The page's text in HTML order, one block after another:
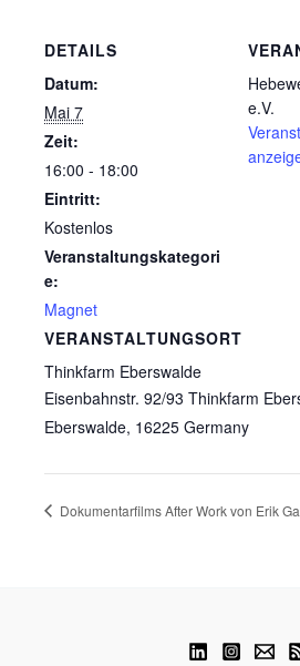
DETAILS
Datum:
Mai 7
Zeit:
16:00 - 18:00
Eintritt:
Kostenlos
Veranstaltungskategori
e:
Magnet
VERANSTALTUNGSORT
Thinkfarm Eberswalde
Eisenbahnstr. 92/93 Thinkfarm
Eberswalde, 16225 Germany
e.V.
Dokumentarfilms After Work von Erik